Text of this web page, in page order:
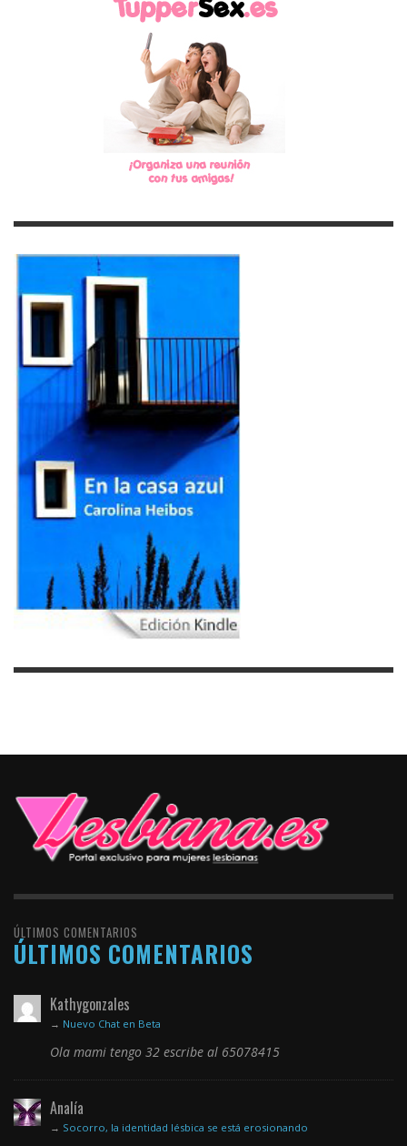
ÚLTIMOS COMENTARIOS
ÚLTIMOS COMENTARIOS
Kathygonzales
→ Nuevo Chat en Beta
Ola mami tengo 32 escribe al 65078415
Analía
→ Socorro, la identidad lésbica se está erosionando